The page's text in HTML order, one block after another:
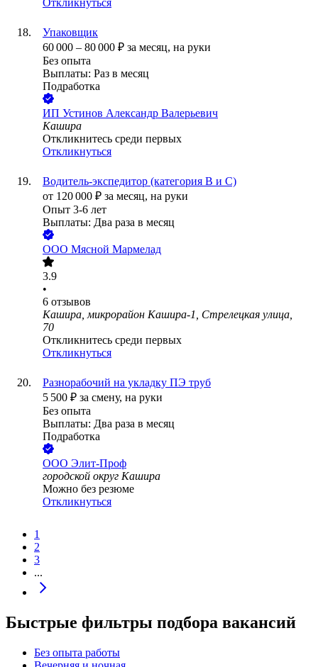
Откликнуться
Упаковщик
60 000 – 80 000 ₽ за месяц, на руки
Без опыта
Выплаты: Раз в месяц
Подработка
ИП Устинов Александр Валерьевич
Кашира
Откликнитесь среди первых
Откликнуться
Водитель-экспедитор (категория В и С)
от 120 000 ₽ за месяц, на руки
Опыт 3-6 лет
Выплаты: Два раза в месяц
ООО Мясной Мармелад
3.9
•
6 отзывов
Кашира, микрорайон Кашира-1, Стрелецкая улица,
70
Откликнитесь среди первых
Откликнуться
Разнорабочий на укладку ПЭ труб
5 500 ₽ за смену, на руки
Без опыта
Выплаты: Два раза в месяц
Подработка
ООО Элит-Проф
городской округ Кашира
Можно без резюме
Откликнуться
1
2
3
...
Быстрые фильтры подбора вакансий
Без опыта работы